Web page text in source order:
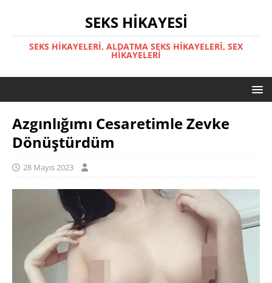
SEKS HIKAYESI
SEKS HIKAYELERI, ALDATMA SEKS HIKAYELERI, SEX
HIKAYELERI
Azgınlığımı Cesaretimle Zevke
Dönüştürdüm
28 Mayıs 2023